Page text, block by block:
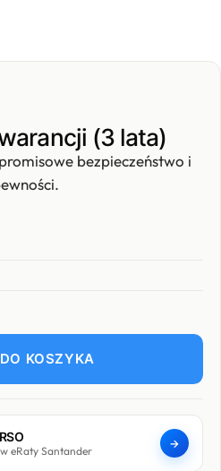
(3 lata)
bezpieczeństwo i
KOSZYKA
eRaty Santander →